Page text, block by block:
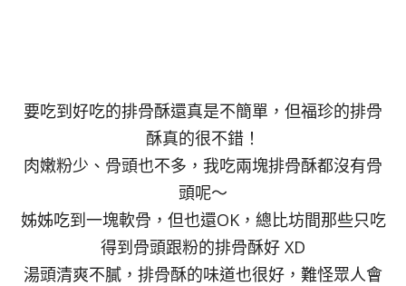
要吃到好吃的排骨酥還真是不簡單，但福珍的排骨
酥真的很不錯！
肉嫩粉少、骨頭也不多，我吃兩塊排骨酥都沒有骨
頭呢～
姊姊吃到一塊軟骨，但也還OK，總比坊間那些只吃
得到骨頭跟粉的排骨酥好 XD
湯頭清爽不膩，排骨酥的味道也很好，難怪眾人會